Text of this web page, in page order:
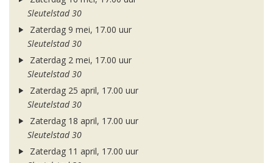
Sleutelstad 30
Zaterdag 9 mei, 17.00 uur
Sleutelstad 30
Zaterdag 2 mei, 17.00 uur
Sleutelstad 30
Zaterdag 25 april, 17.00 uur
Sleutelstad 30
Zaterdag 18 april, 17.00 uur
Sleutelstad 30
Zaterdag 11 april, 17.00 uur